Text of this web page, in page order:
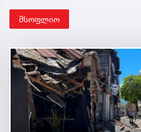
მსოფლიო